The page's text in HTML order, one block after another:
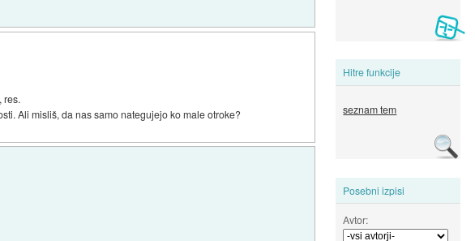
Hitre funkcije
seznam tem
Posebni izpisi
Avtor:
res.
Ali misliš, da nas samo nategujejo ko male otroke?